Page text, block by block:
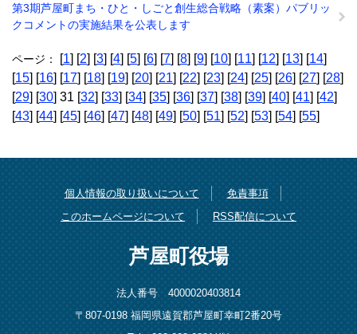
第3期芦屋町まち・ひと・しごと創生総合戦略（素案）パブリッ
クコメントの実施結果を公表します
ページ： [1] [2] [3] [4] [5] [6] [7] [8] [9] [10] [11] [12] [13] [14]
[15] [16] [17] [18] [19] [20] [21] [22] [23] [24] [25] [26] [27] [28]
[29] [30] 31 [32] [33] [34] [35] [36] [37] [38] [39] [40] [41] [42]
[43] [44] [45] [46] [47] [48] [49] [50] [51] [52] [53] [54] [55]
個人情報の取り扱いについて
免責事項
このホームページについて
RSS配信について
芦屋町役場
法人番号 4000020403814
〒807-0198 福岡県遠賀郡芦屋町幸町2番20号